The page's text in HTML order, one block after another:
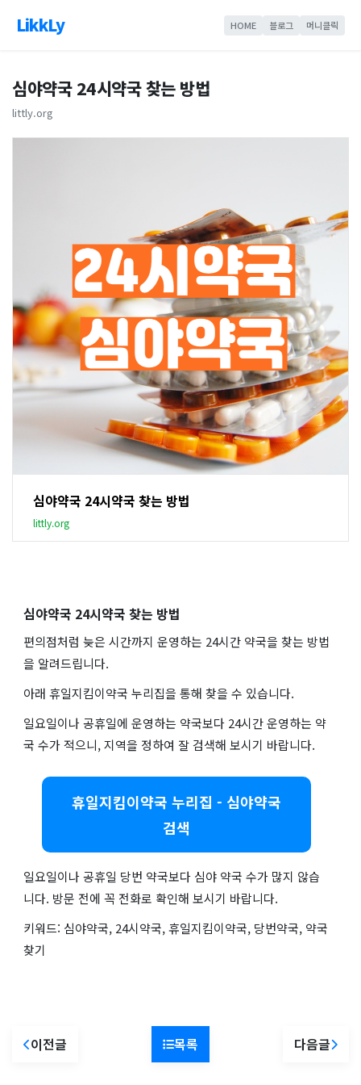
LikkLy HOME 블로그 머니클릭
심야약국 24시약국 찾는 방법
littly.org
심야약국 24시약국 찾는 방법
littly.org
심야약국 24시약국 찾는 방법
편의점처럼 늦은 시간까지 운영하는 24시간 약국을 찾는 방법
을 알려드립니다.
아래 휴일지킴이약국 누리집을 통해 찾을 수 있습니다.
일요일이나 공휴일에 운영하는 약국보다 24시간 운영하는 약
국 수가 적으니, 지역을 정하여 잘 검색해 보시기 바랍니다.
휴일지킴이약국 누리집 - 심야약국
검색
일요일이나 공휴일 당번 약국보다 심야 약국 수가 많지 않습
니다. 방문 전에 꼭 전화로 확인해 보시기 바랍니다.
키워드: 심야약국, 24시약국, 휴일지킴이약국, 당번약국, 약국
찾기
이전글 목록 다음글